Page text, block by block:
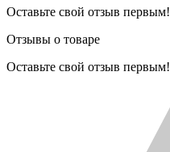
Оставьте свой отзыв первым!
Отзывы о товаре
Оставьте свой отзыв первым!